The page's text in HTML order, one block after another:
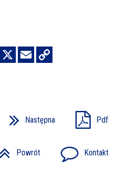
Następna Pdf
Powrót Kontakt